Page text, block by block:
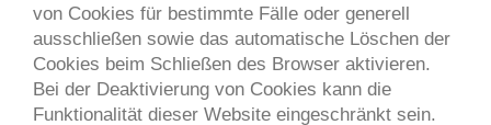
von Cookies für bestimmte Fälle oder generell
ausschließen sowie das automatische Löschen der
Cookies beim Schließen des Browser aktivieren.
Bei der Deaktivierung von Cookies kann die
Funktionalität dieser Website eingeschränkt sein.